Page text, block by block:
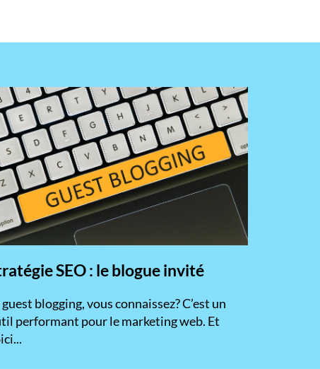
SEO : le blogue invité
guest blogging, vous connaissez? C’est un
performant pour le marketing web. Et